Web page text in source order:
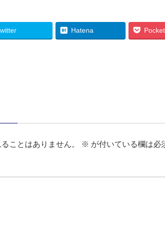
Hatena Pocket
ことはありません。 ※ が付いている欄は必